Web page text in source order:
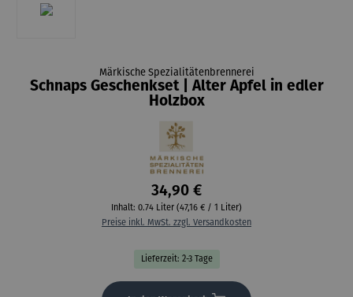
Märkische Spezialitätenbrennerei
Schnaps Geschenkset | Alter Apfel in edler
Holzbox
34,90 €
Inhalt: 0.74 Liter (47,16 € / 1 Liter)
Preise inkl. MwSt. zzgl. Versandkosten
Lieferzeit: 2-3 Tage